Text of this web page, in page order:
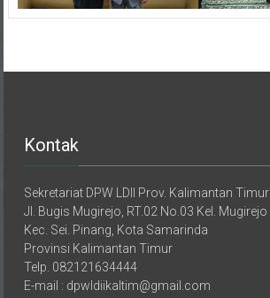
Kontak
Sekretariat DPW LDII Prov. Kalimantan Timur
Jl. Bugis Mugirejo, RT.02 No.03 Kel. Mugirejo
Kec. Sei. Pinang, Kota Samarinda
Provinsi Kalimantan Timur
Telp. 082121634444
E-mail : dpwldiikaltim@gmail.com